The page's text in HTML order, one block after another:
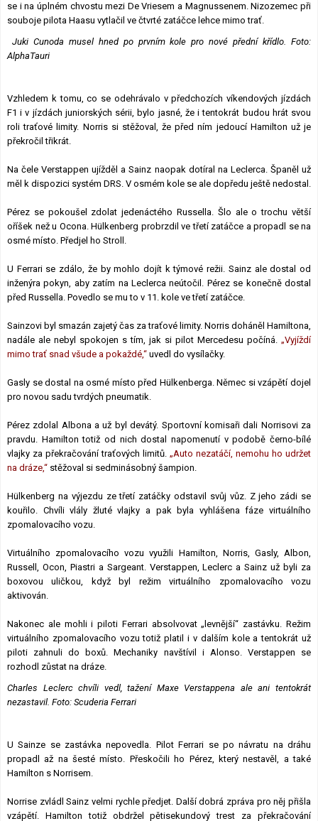
se i na úplném chvostu mezi De Vriesem a Magnussenem. Nizozemec při
souboje pilota Haasu vytlačil ve čtvrté zatáčce lehce mimo trať.
Juki Cunoda musel hned po prvním kole pro nové přední křídlo. Foto:
AlphaTauri
Vzhledem k tomu, co se odehrávalo v předchozích víkendových jízdách
F1 i v jízdách juniorských sérii, bylo jasné, že i tentokrát budou hrát svou
roli traťové limity. Norris si stěžoval, že před ním jedoucí Hamilton už je
překročil třikrát.
Na čele Verstappen ujížděl a Sainz naopak dotíral na Leclerca. Španěl už
měl k dispozici systém DRS. V osmém kole se ale dopředu ještě nedostal.
Pérez se pokoušel zdolat jedenáctého Russella. Šlo ale o trochu větší
oříšek než u Ocona. Hülkenberg probrzdil ve třetí zatáčce a propadl se na
osmé místo. Předjel ho Stroll.
U Ferrari se zdálo, že by mohlo dojít k týmové režii. Sainz ale dostal od
inženýra pokyn, aby zatím na Leclerca neútočil. Pérez se konečně dostal
před Russella. Povedlo se mu to v 11. kole ve třetí zatáčce.
Sainzovi byl smazán zajetý čas za traťové limity. Norris doháněl Hamiltona,
nadále ale nebyl spokojen s tím, jak si pilot Mercedesu počíná. „Vyjíždí
mimo trať snad všude a pokaždé,“ uvedl do vysílačky.
Gasly se dostal na osmé místo před Hülkenberga. Němec si vzápětí dojel
pro novou sadu tvrdých pneumatik.
Pérez zdolal Albona a už byl devátý. Sportovní komisaři dali Norrisovi za
pravdu. Hamilton totiž od nich dostal napomenutí v podobě černo-bílé
vlajky za překračování traťových limitů. „Auto nezatáčí, nemohu ho udržet
na dráze,“ stěžoval si sedminásobný šampion.
Hülkenberg na výjezdu ze třetí zatáčky odstavil svůj vůz. Z jeho zádi se
kouřilo. Chvíli vlály žluté vlajky a pak byla vyhlášena fáze virtuálního
zpomalovacího vozu.
Virtuálního zpomalovacího vozu využili Hamilton, Norris, Gasly, Albon,
Russell, Ocon, Piastri a Sargeant. Verstappen, Leclerc a Sainz už byli za
boxovou uličkou, když byl režim virtuálního zpomalovacího vozu
aktivován.
Nakonec ale mohli i piloti Ferrari absolvovat „levnější“ zastávku. Režim
virtuálního zpomalovacího vozu totiž platil i v dalším kole a tentokrát už
piloti zahnuli do boxů. Mechaniky navštívil i Alonso. Verstappen se
rozhodl zůstat na dráze.
Charles Leclerc chvíli vedl, tažení Maxe Verstappena ale ani tentokrát
nezastavil. Foto: Scuderia Ferrari
U Sainze se zastávka nepovedla. Pilot Ferrari se po návratu na dráhu
propadl až na šesté místo. Přeskočili ho Pérez, který nestavěl, a také
Hamilton s Norrisem.
Norrise zvládl Sainz velmi rychle předjet. Další dobrá zpráva pro něj přišla
vzápětí. Hamilton totiž obdržel pětisekundový trest za překračování